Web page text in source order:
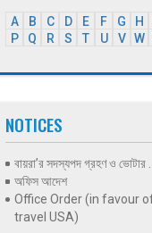
A B C D E F G H
P
Q R S T U V W
NOTICES
বায়রা’র সদস্যপদ গ্রহণ ও ভোটার ...
অফিস আদেশ
Office Order (in favour
travel USA)